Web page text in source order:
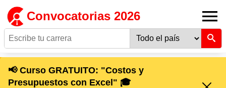
Convocatorias 2026
📢 Curso GRATUITO: "Costos y
Presupuestos con Excel" 🎓